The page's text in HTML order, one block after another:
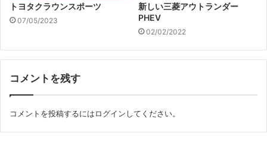
トヨタクラウンスポーツ
07/05/2023
新しい三菱アウトランダー
PHEV
02/02/2022
コメントを残す
コメントを投稿するにはログインしてください。